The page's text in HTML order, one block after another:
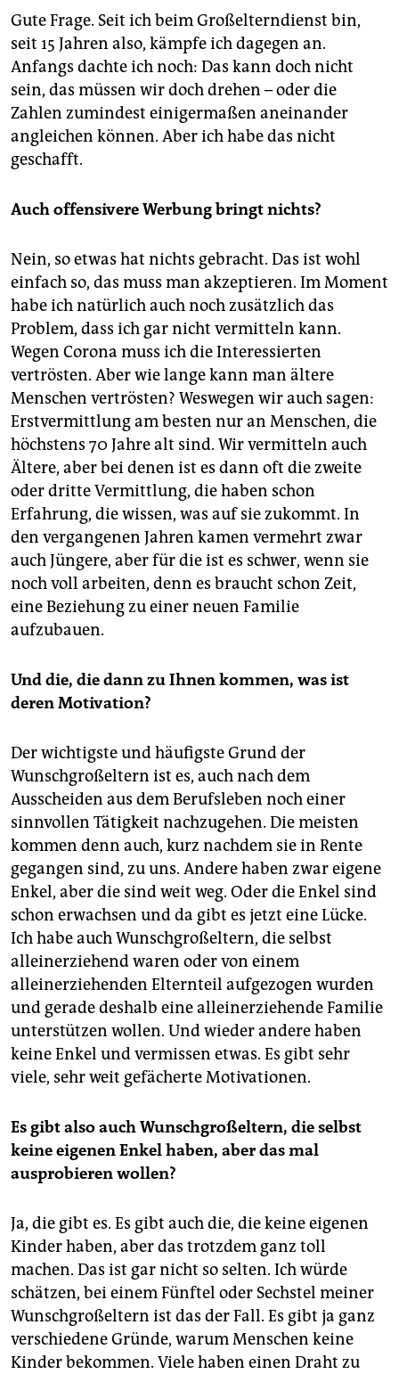
Gute Frage. Seit ich beim Großelterndienst bin,
seit 15 Jahren also, kämpfe ich dagegen an.
Anfangs dachte ich noch: Das kann doch nicht
sein, das müssen wir doch drehen – oder die
Zahlen zumindest einigermaßen aneinander
angleichen können. Aber ich habe das nicht
geschafft.
Auch offensivere Werbung bringt nichts?
Nein, so etwas hat nichts gebracht. Das ist wohl
einfach so, das muss man akzeptieren. Im Moment
habe ich natürlich auch noch zusätzlich das
Problem, dass ich gar nicht vermitteln kann.
Wegen Corona muss ich die Interessierten
vertrösten. Aber wie lange kann man ältere
Menschen vertrösten? Weswegen wir auch sagen:
Erstvermittlung am besten nur an Menschen, die
höchstens 70 Jahre alt sind. Wir vermitteln auch
Ältere, aber bei denen ist es dann oft die zweite
oder dritte Vermittlung, die haben schon
Erfahrung, die wissen, was auf sie zukommt. In
den vergangenen Jahren kamen vermehrt zwar
auch Jüngere, aber für die ist es schwer, wenn sie
noch voll arbeiten, denn es braucht schon Zeit,
eine Beziehung zu einer neuen Familie
aufzubauen.
Und die, die dann zu Ihnen kommen, was ist
deren Motivation?
Der wichtigste und häufigste Grund der
Wunschgroßeltern ist es, auch nach dem
Ausscheiden aus dem Berufsleben noch einer
sinnvollen Tätigkeit nachzugehen. Die meisten
kommen denn auch, kurz nachdem sie in Rente
gegangen sind, zu uns. Andere haben zwar eigene
Enkel, aber die sind weit weg. Oder die Enkel sind
schon erwachsen und da gibt es jetzt eine Lücke.
Ich habe auch Wunschgroßeltern, die selbst
alleinerziehend waren oder von einem
alleinerziehenden Elternteil aufgezogen wurden
und gerade deshalb eine alleinerziehende Familie
unterstützen wollen. Und wieder andere haben
keine Enkel und vermissen etwas. Es gibt sehr
viele, sehr weit gefächerte Motivationen.
Es gibt also auch Wunschgroßeltern, die selbst
keine eigenen Enkel haben, aber das mal
ausprobieren wollen?
Ja, die gibt es. Es gibt auch die, die keine eigenen
Kinder haben, aber das trotzdem ganz toll
machen. Das ist gar nicht so selten. Ich würde
schätzen, bei einem Fünftel oder Sechstel meiner
Wunschgroßeltern ist das der Fall. Es gibt ja ganz
verschiedene Gründe, warum Menschen keine
Kinder bekommen. Viele haben einen Draht zu